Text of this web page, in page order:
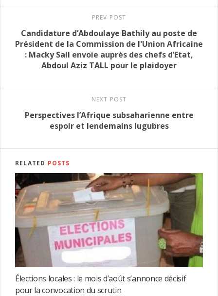
PREV POST
Candidature d’Abdoulaye Bathily au poste de
Président de la Commission de l'Union Africaine
: Macky Sall envoie auprès des chefs d’Etat,
Abdoul Aziz TALL pour le plaidoyer
NEXT POST
Perspectives l’Afrique subsaharienne entre
espoir et lendemains lugubres
RELATED POSTS
Élections locales : le mois d’août s’annonce décisif
pour la convocation du scrutin